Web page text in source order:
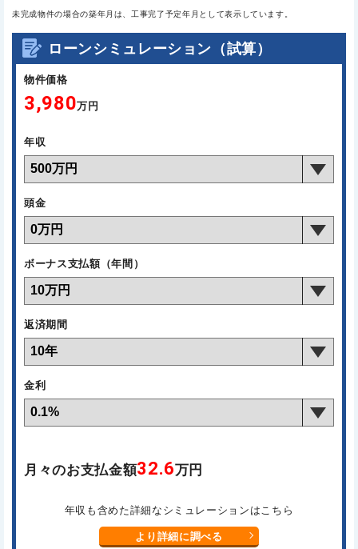
未完成物件の場合の築年月は、工事完了予定年月として表示しています。
ローンシミュレーション（試算）
物件価格
3,980万円
年収
頭金
ボーナス支払額（年間）
返済期間
金利
月々のお支払金額32.6万円
年収も含めた詳細なシミュレーションはこちら
より詳細に調べる